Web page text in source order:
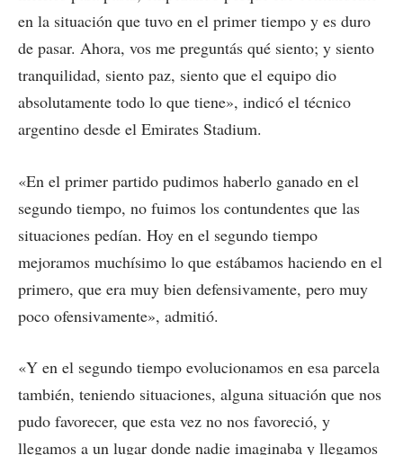
en la situación que tuvo en el primer tiempo y es duro
de pasar. Ahora, vos me preguntás qué siento; y siento
tranquilidad, siento paz, siento que el equipo dio
absolutamente todo lo que tiene», indicó el técnico
argentino desde el Emirates Stadium.
«En el primer partido pudimos haberlo ganado en el
segundo tiempo, no fuimos los contundentes que las
situaciones pedían. Hoy en el segundo tiempo
mejoramos muchísimo lo que estábamos haciendo en el
primero, que era muy bien defensivamente, pero muy
poco ofensivamente», admitió.
«Y en el segundo tiempo evolucionamos en esa parcela
también, teniendo situaciones, alguna situación que nos
pudo favorecer, que esta vez no nos favoreció, y
llegamos a un lugar donde nadie imaginaba y llegamos